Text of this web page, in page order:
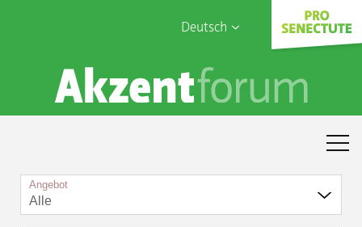
Deutsch
English
Français
Sophia Care
Angebot
Alle